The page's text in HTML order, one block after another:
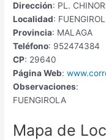
Dirección: PL.
Localidad:
Provincia: MALAGA
Teléfono: 952474384
CP: 29640
Página Web:
Observaciones:
FUENGIROLA
Mapa de